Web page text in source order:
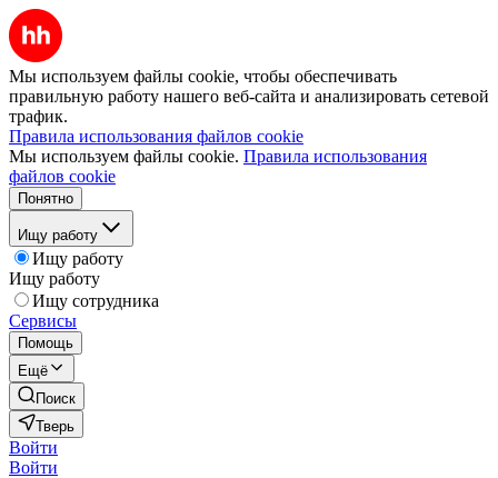
Мы используем файлы cookie, чтобы обеспечивать
правильную работу нашего веб-сайта и анализировать сетевой
трафик.
Правила использования файлов cookie
Мы используем файлы cookie. Правила использования
файлов cookie
Понятно
Ищу работу
Ищу работу
Ищу работу
Ищу сотрудника
Сервисы
Помощь
Ещё
Поиск
Тверь
Войти
Войти